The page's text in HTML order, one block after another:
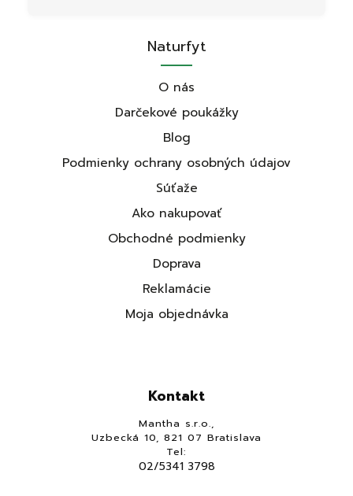
Naturfyt
O nás
Darčekové poukážky
Blog
Podmienky ochrany osobných údajov
Súťaže
Ako nakupovať
Obchodné podmienky
Doprava
Reklamácie
Moja objednávka
Kontakt
Mantha s.r.o.,
Uzbecká 10, 821 07 Bratislava
Tel:
02/5341 3798